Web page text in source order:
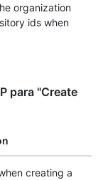
organization
ids when
para "Create
creating a